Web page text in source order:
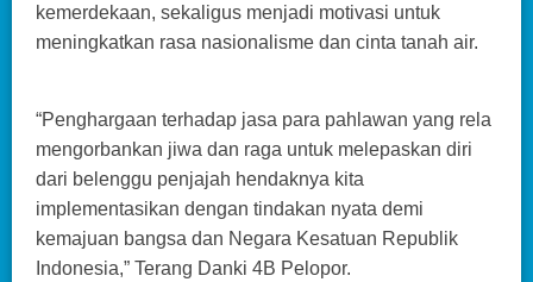
kemerdekaan, sekaligus menjadi motivasi untuk
meningkatkan rasa nasionalisme dan cinta tanah air.
“Penghargaan terhadap jasa para pahlawan yang rela
mengorbankan jiwa dan raga untuk melepaskan diri
dari belenggu penjajah hendaknya kita
implementasikan dengan tindakan nyata demi
kemajuan bangsa dan Negara Kesatuan Republik
Indonesia,” Terang Danki 4B Pelopor.